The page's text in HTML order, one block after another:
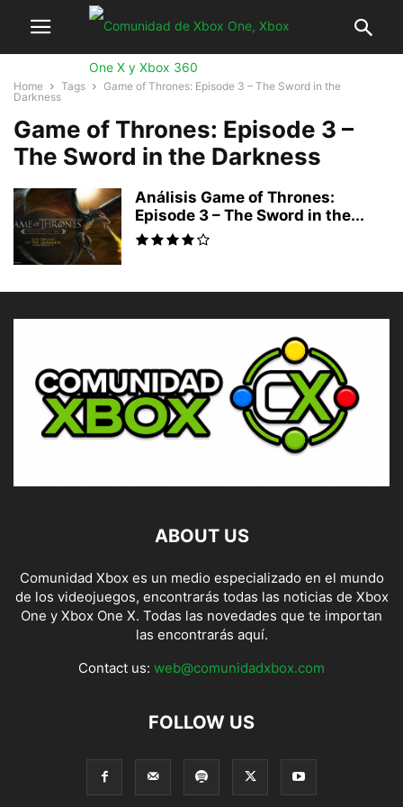
Home Tags
Game of Thrones: Episode 3 – The Sword in the
Darkness
Game of Thrones: Episode 3 –
The Sword in the Darkness
Análisis Game of Thrones:
Episode 3 – The Sword in the...
ABOUT US
Comunidad Xbox es un medio especializado en el mundo
de los videojuegos, encontrarás todas las noticias de Xbox
One y Xbox One X. Todas las novedades que te importan
las encontrarás aquí.
Contact us: web@comunidadxbox.com
FOLLOW US